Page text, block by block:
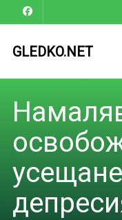
GLEDKO.NET